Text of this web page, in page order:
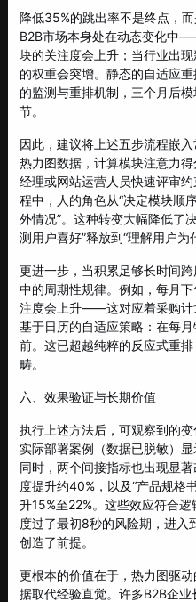
降低35%的跳出率不是终点，而
B2B市场本身处在动态变化中
块的关注度会上升；当行业出
的权重会突增。静态的自适应
的监测与重排机制，三个月后
节。
因此，建议将上述五步流程嵌
热力图数据，计算模块注意力
经理或网站运营人员快速评审
程中，人的角色从“决定模块顺
外情况”。这种转变大幅降低了
测用户喜好”释放到“理解用户为
更进一步，当积累足够长时间
中的周期性规律。例如，每月
注度会上升——这对应着采购计
基于日历的自适应策略：在每
前。这已超越纯粹的反应式重
畴。
六、效果验证与长期价值
执行上述方法后，可观察到的变
实际部署案例（数据已脱敏）
同时，两个间接指标也出现显
度提升约40%，以及“产品规格
升15%至22%。这些效应符合
度过了最初8秒的风险期，进入
创造了前提。
更根本的价值在于，热力图驱
据取代经验直觉。许多B2B企